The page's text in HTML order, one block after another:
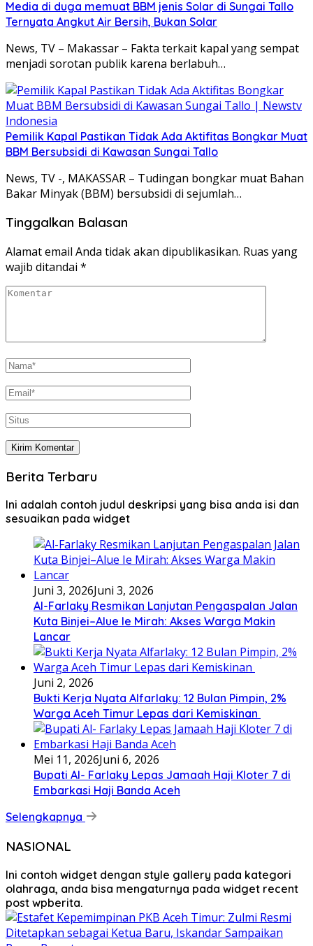
Media di duga memuat BBM jenis Solar di Sungai Tallo
Ternyata Angkut Air Bersih, Bukan Solar
News, TV – Makassar – Fakta terkait kapal yang sempat
menjadi sorotan publik karena berlabuh…
Pemilik Kapal Pastikan Tidak Ada Aktifitas Bongkar Muat
BBM Bersubsidi di Kawasan Sungai Tallo
News, TV -, MAKASSAR – Tudingan bongkar muat Bahan
Bakar Minyak (BBM) bersubsidi di sejumlah…
Tinggalkan Balasan
Alamat email Anda tidak akan dipublikasikan. Ruas yang
wajib ditandai *
Berita Terbaru
Ini adalah contoh judul deskripsi yang bisa anda isi dan
sesuaikan pada widget
Juni 3, 2026Juni 3, 2026
Al-Farlaky Resmikan Lanjutan Pengaspalan Jalan
Kuta Binjei–Alue Ie Mirah: Akses Warga Makin
Lancar
Juni 2, 2026
Bukti Kerja Nyata Alfarlaky: 12 Bulan Pimpin, 2%
Warga Aceh Timur Lepas dari Kemiskinan ‎
Mei 11, 2026Juni 6, 2026
Bupati Al- Farlaky Lepas Jamaah Haji Kloter 7 di
Embarkasi Haji Banda Aceh
Selengkapnya
NASIONAL
Ini contoh widget dengan style gallery pada kategori
olahraga, anda bisa mengaturnya pada widget recent
post wpberita.